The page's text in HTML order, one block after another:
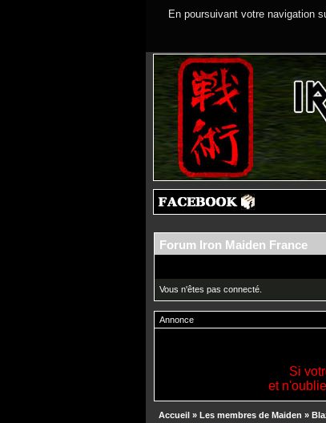
En poursuivant votre navigation
Forum Iron Maiden France
Vous n'êtes pas connecté.
Annonce
Si
et
Accueil » Les membres de Maiden »